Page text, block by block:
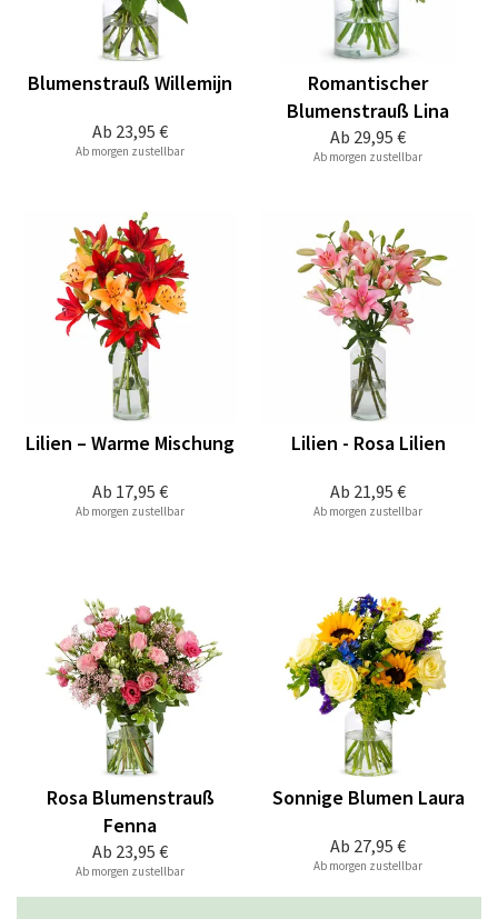
Ab 23,95 €
Blumenstrauß Willemijn
Ab morgen zustellbar
Ab 29,95 €
Romantischer
Blumenstrauß Lina
Ab morgen zustellbar
Ab 17,95 €
Lilien – Warme Mischung
Ab morgen zustellbar
Ab 21,95 €
Lilien - Rosa Lilien
Ab morgen zustellbar
Ab 23,95 €
Rosa Blumenstrauß
Fenna
Ab morgen zustellbar
Ab 27,95 €
Sonnige Blumen Laura
Ab morgen zustellbar